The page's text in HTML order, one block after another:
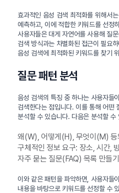
효과적인 음성 검색 최적화를 위해서
예측하고, 이에 적합한 키워드를 선정
사용자들은 대게 자연어를 사용해 질
검색 방식과는 차별화된 접근이 필요
음성 검색에 최적화된 키워드를 찾기
질문 패턴 분석
음성 검색의 특징 중 하나는 사용자들
검색한다는 점입니다. 이를 통해 어떤
분석할 수 있습니다. 다음은 분석할
왜(W), 어떻게(H), 무엇이(M) 등
구체적인 정보 요구: 장소, 시간,
자주 묻는 질문(FAQ) 목록 만들기
이와 같은 패턴을 파악하면, 사용자들
내용을 바탕으로 키워드를 선정할 수